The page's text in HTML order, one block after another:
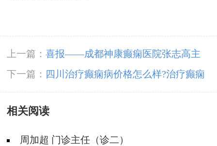
上一篇： 喜报——成都神康癫痫医院张志高主
任、李江波主任、豆晓峰主任荣膺中国抗癫痫协
会会员
下一篇：
四川治疗癫痫病价格怎么样?治疗癫痫
病时要注意哪些情况?
相关阅读
周加超 门诊主任（诊二）